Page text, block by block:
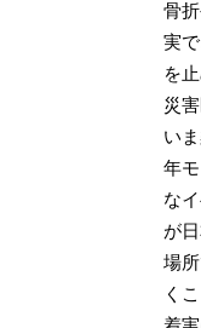
骨
実
を
災
い
年
な
が
場
く